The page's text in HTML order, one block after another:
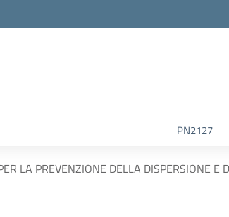
PN2127
LA PREVENZIONE DELLA DISPERSIONE E